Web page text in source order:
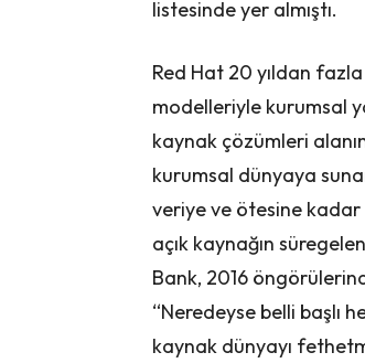
listesinde yer almıştı.
Red Hat 20 yıldan
modelleriyle kurumsal
kaynak çözümleri
kurumsal dünyaya
veriye ve ötesine
açık kaynağın
Bank, 2016
“Neredeyse belli başlı
kaynak dünyayı